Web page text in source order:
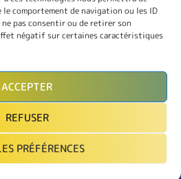
comportement de navigation ou les ID
pas consentir ou de retirer son
négatif sur certaines caractéristiques
ACCEPTER
REFUSER
PRÉFÉRENCES